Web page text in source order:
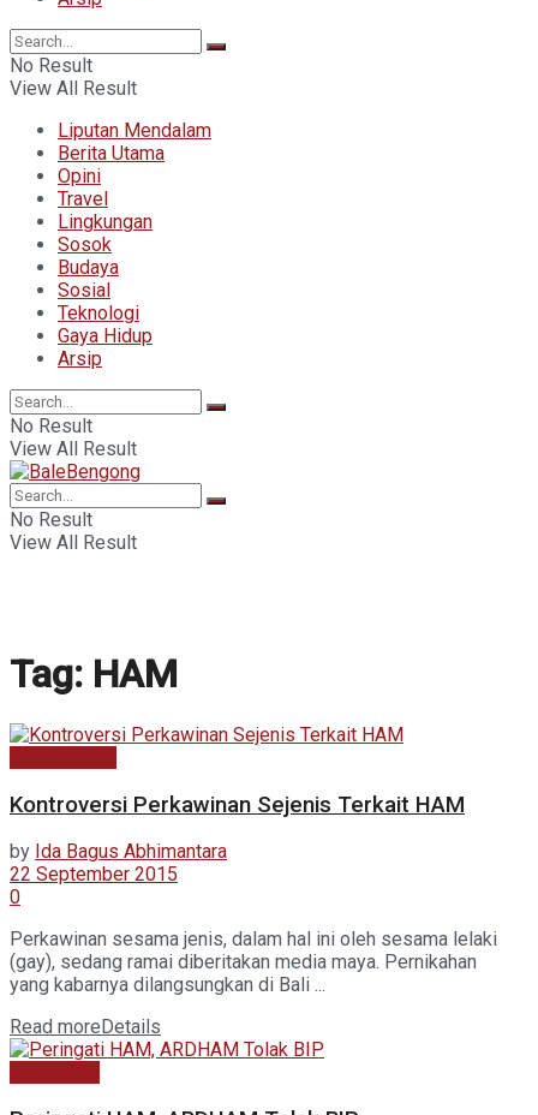
No Result
View All Result
Liputan Mendalam
Berita Utama
Opini
Travel
Lingkungan
Sosok
Budaya
Sosial
Teknologi
Gaya Hidup
Arsip
No Result
View All Result
No Result
View All Result
Tag: HAM
Kontroversi Perkawinan Sejenis Terkait HAM
by Ida Bagus Abhimantara
22 September 2015
0
Perkawinan sesama jenis, dalam hal ini oleh sesama lelaki
(gay), sedang ramai diberitakan media maya. Pernikahan
yang kabarnya dilangsungkan di Bali ...
Read more Details